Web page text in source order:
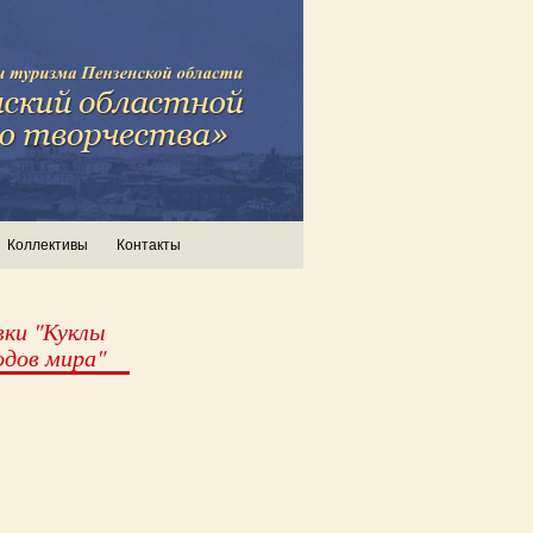
Коллективы Контакты
"Куклы
мира"